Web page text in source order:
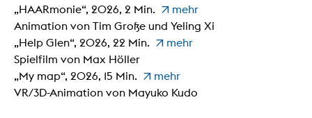
„HAARmonie“, 2026, 2 Min.
mehr
Animation von Tim Große und Yeling Xi
„Help Glen“, 2026, 22 Min.
mehr
Spielfilm von Max Höller
„My map“, 2026, 15 Min.
mehr
VR/3D-Animation von Mayuko Kudo